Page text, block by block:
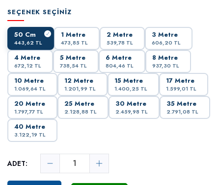
SEÇENEK SEÇINIZ
50 Cm
443,62 TL
1 Metre
473,85 TL
2 Metre
539,78 TL
3 Metre
606,20 TL
4 Metre
672,12 TL
5 Metre
738,54 TL
6 Metre
804,46 TL
8 Metre
937,30 TL
10 Metre
1.069,64 TL
12 Metre
1.201,99 TL
15 Metre
1.400,25 TL
17 Metre
1.599,01 TL
20 Metre
1.797,77 TL
25 Metre
2.128,88 TL
30 Metre
2.459,98 TL
35 Metre
2.791,08 TL
40 Metre
3.122,19 TL
ADET: